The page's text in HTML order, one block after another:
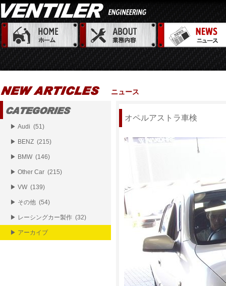
ニュース
オペルアストラ車検
▶ Audi (51)
▶ BENZ (215)
▶ BMW (146)
▶ Other Car (215)
▶ VW (139)
▶ その他 (54)
▶ レーシングカー製作 (32)
▶ アーカイブ